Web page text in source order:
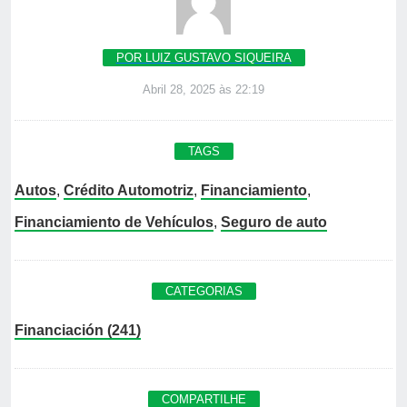
POR LUIZ GUSTAVO SIQUEIRA
Abril 28, 2025 às 22:19
TAGS
Autos, Crédito Automotriz, Financiamiento,
Financiamiento de Vehículos, Seguro de auto
CATEGORIAS
Financiación (241)
COMPARTILHE